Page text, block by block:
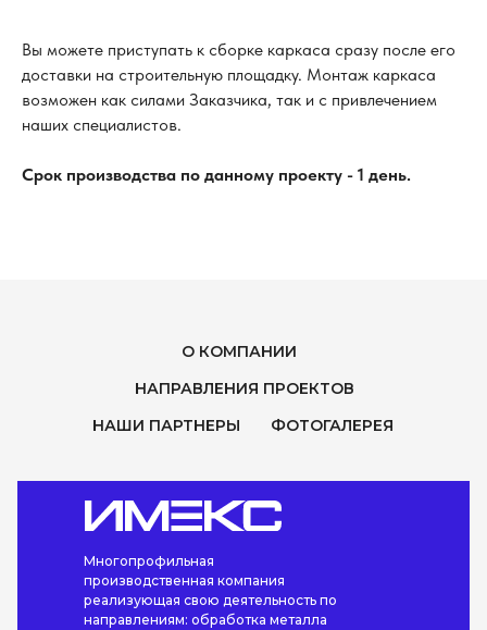
Вы можете приступать к сборке каркаса сразу после его
доставки на строительную площадку. Монтаж каркаса
возможен как силами Заказчика, так и с привлечением
наших специалистов.
Срок производства по данному проекту - 1 день.
О КОМПАНИИ
НАПРАВЛЕНИЯ ПРОЕКТОВ
НАШИ ПАРТНЕРЫ
ФОТОГАЛЕРЕЯ
Многопрофильная
производственная компания
реализующая свою деятельность по
направлениям: обработка металла